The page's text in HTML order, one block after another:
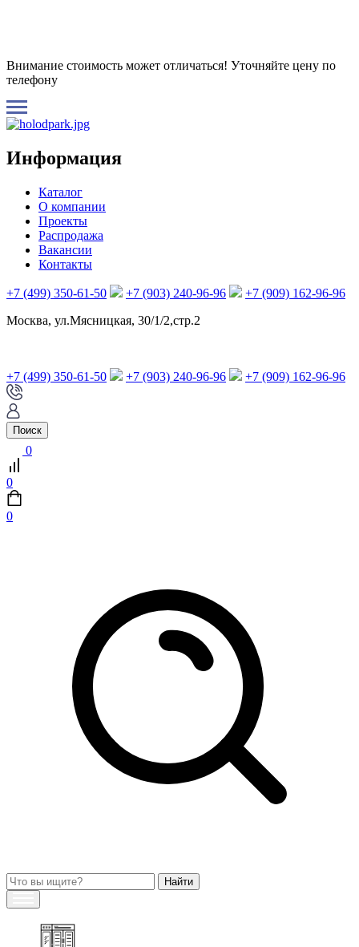
Внимание стоимость может отличаться! Уточняйте цену по
телефону
Информация
Каталог
О компании
Проекты
Распродажа
Вакансии
Контакты
+7 (499) 350-61-50 +7 (903) 240-96-96
+7 (909) 162-96-96
Москва, ул.Мясницкая, 30/1/2,стр.2
+7 (499) 350-61-50 +7 (903) 240-96-96 +7 (909) 162-96-96
Поиск
0
0
0